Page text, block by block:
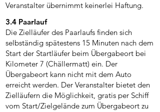
Veranstalter übernimmt keinerlei Haftung.
3.4 Paarlauf
Die Zielläufer des Paarlaufs finden sich
selbständig spätestens 15 Minuten nach dem
Start der Startläufer beim Übergabeort bei
Kilometer 7 (Chällermatt) ein. Der
Übergabeort kann nicht mit dem Auto
erreicht werden. Der Veranstalter bietet den
Zielläufern die Möglichkeit, gratis per Schiff
vom Start/Zielgelände zum Übergabeort zu